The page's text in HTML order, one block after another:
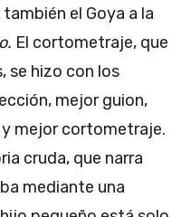
el Goya a la
El cortometraje, que
se hizo con los
mejor guion,
mejor cortometraje.
cruda, que narra
mediante una